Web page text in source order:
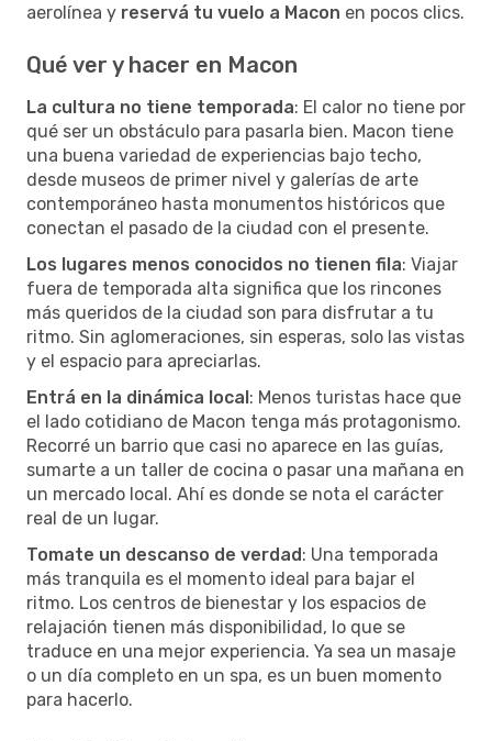
aerolínea y reservá tu vuelo a Macon en pocos clics.
Qué ver y hacer en Macon
La cultura no tiene temporada: El calor no tiene por
qué ser un obstáculo para pasarla bien. Macon tiene
una buena variedad de experiencias bajo techo,
desde museos de primer nivel y galerías de arte
contemporáneo hasta monumentos históricos que
conectan el pasado de la ciudad con el presente.
Los lugares menos conocidos no tienen fila: Viajar
fuera de temporada alta significa que los rincones
más queridos de la ciudad son para disfrutar a tu
ritmo. Sin aglomeraciones, sin esperas, solo las vistas
y el espacio para apreciarlas.
Entrá en la dinámica local: Menos turistas hace que
el lado cotidiano de Macon tenga más protagonismo.
Recorré un barrio que casi no aparece en las guías,
sumarte a un taller de cocina o pasar una mañana en
un mercado local. Ahí es donde se nota el carácter
real de un lugar.
Tomate un descanso de verdad: Una temporada
más tranquila es el momento ideal para bajar el
ritmo. Los centros de bienestar y los espacios de
relajación tienen más disponibilidad, lo que se
traduce en una mejor experiencia. Ya sea un masaje
o un día completo en un spa, es un buen momento
para hacerlo.